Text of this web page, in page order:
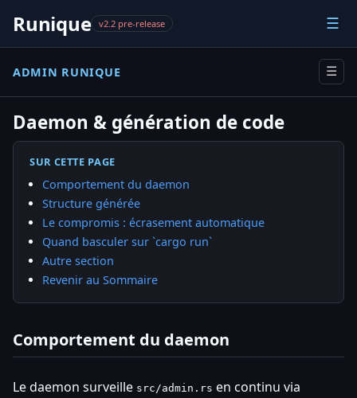
Runique v2.2 pre-release ☰
ADMIN RUNIQUE ☰
Daemon & génération de code
SUR CETTE PAGE
Comportement du daemon
Structure générée
Le compromis : écrasement automatique
Quand basculer sur `cargo run`
Autre section
Revenir au Sommaire
Comportement du daemon
Le daemon surveille src/admin.rs en continu via